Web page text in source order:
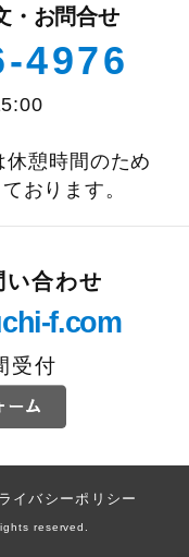
・お問合せ
4976
憩時間のため
おります。
い合わせ
f.com
受付
イバシーポリシー
reserved.